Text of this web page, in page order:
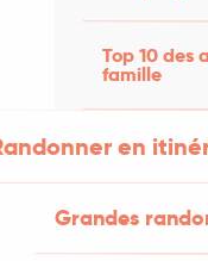
Top 10 des
famille
en
Grandes